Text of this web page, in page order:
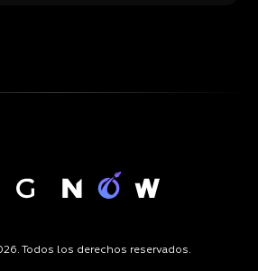
Todos los derechos reservados.